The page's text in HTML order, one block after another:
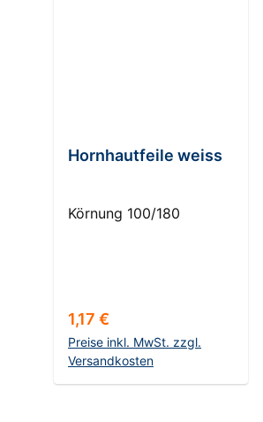
Hornhautfeile weiss
Körnung 100/180
Regulärer Preis:
1,17 €
Preise inkl. MwSt. zzgl.
Versandkosten